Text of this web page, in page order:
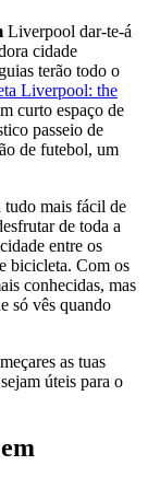
Liverpool dar-te-á
cidade
terão todo o
Liverpool: the
curto espaço de
passeio de
de futebol, um
tudo mais fácil de
de toda a
entre os
bicicleta. Com os
conhecidas, mas
só vês quando
as tuas
úteis para o